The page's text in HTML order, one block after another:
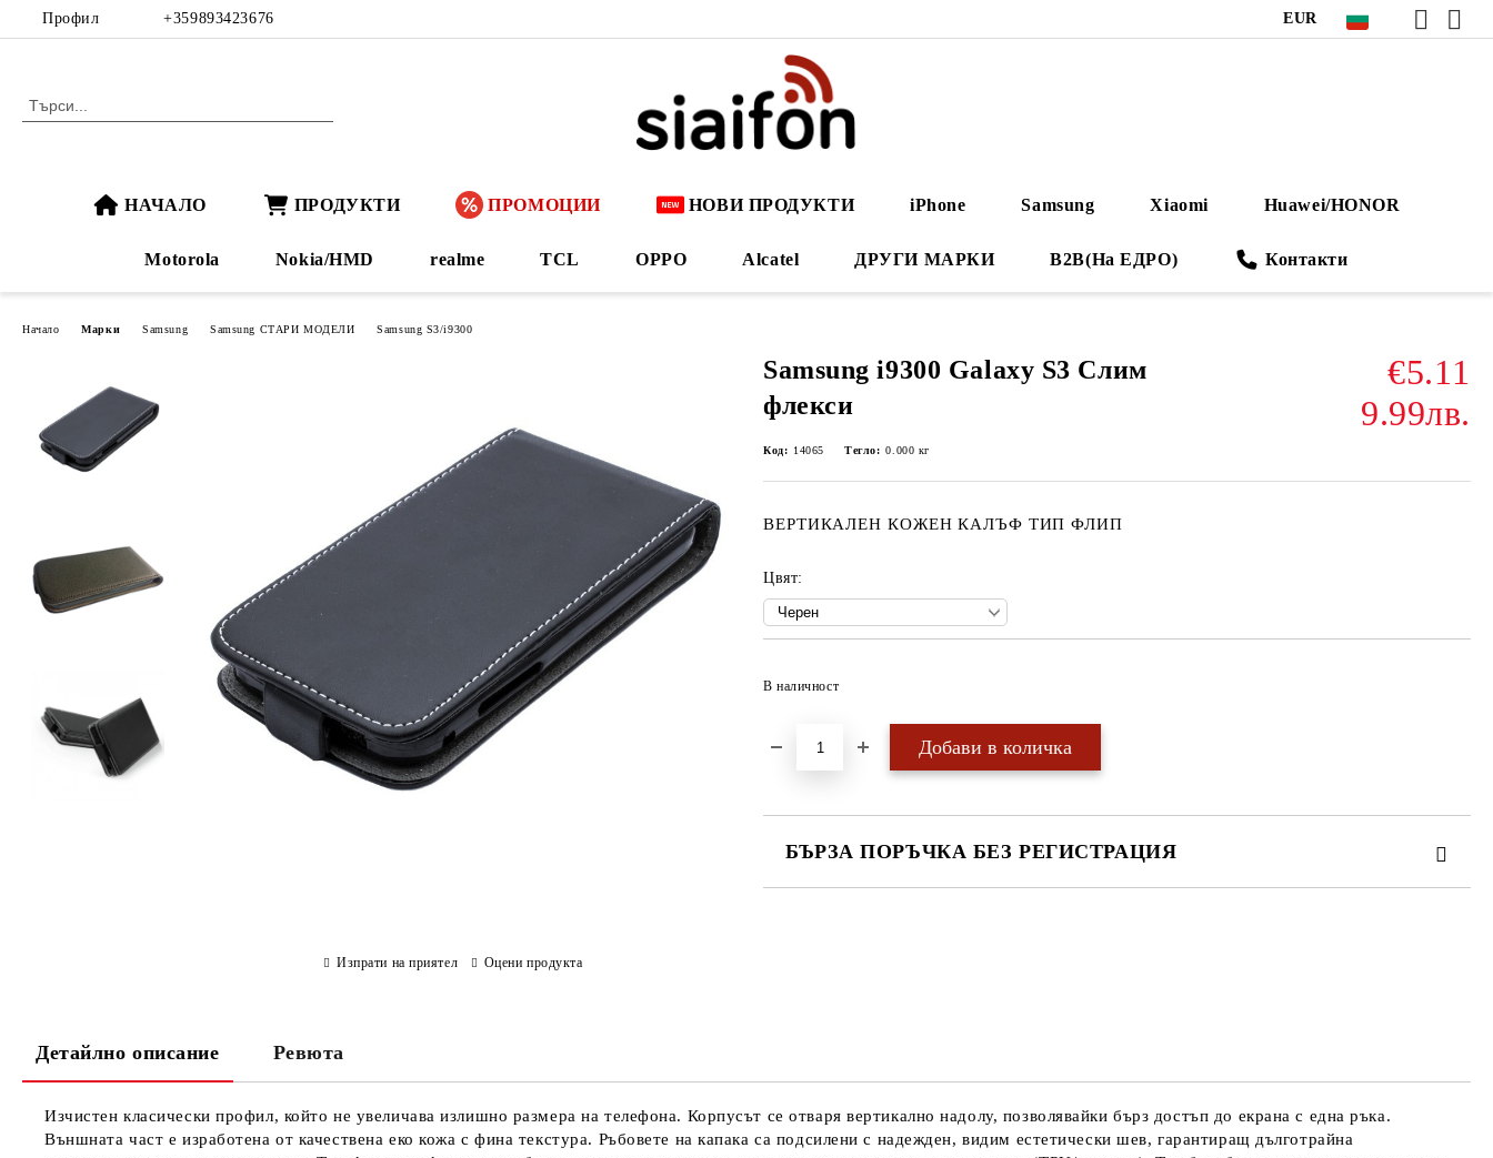
Профил +359893423676 EUR
НАЧАЛО ПРОДУКТИ ПРОМОЦИИ НОВИ ПРОДУКТИ iPhone Samsung Xiaomi Huawei/HONOR
Motorola Nokia/HMD realme TCL OPPO Alcatel ДРУГИ МАРКИ B2B(На ЕДРО) Контакти
Начало Марки Samsung Samsung СТАРИ МОДЕЛИ Samsung S3/i9300
Samsung i9300 Galaxy S3 Слим
флекси
€5.11
9.99лв.
Код: 14065 Тегло: 0.000 кг
ВЕРТИКАЛЕН КОЖЕН КАЛЪФ ТИП ФЛИП
Цвят:
В наличност
БЪРЗА ПОРЪЧКА БЕЗ РЕГИСТРАЦИЯ
Изпрати на приятел Оцени продукта
Детайлно описание Ревюта
Изчистен класически профил, който не увеличава излишно размера на телефона. Корпусът се отваря вертикално надолу, позволявайки бърз достъп до екрана с една ръка.
Външната част е изработена от качествена еко кожа с фина текстура. Ръбовете на капака са подсилени с надежден, видим естетически шев, гарантиращ дълготрайна